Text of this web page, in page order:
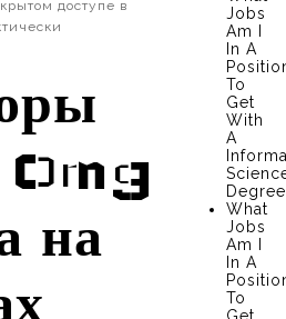
доступе в
Omg
на
Jobs
Am I
In A
To
Get
With
A
What
Jobs
Am I
In A
To